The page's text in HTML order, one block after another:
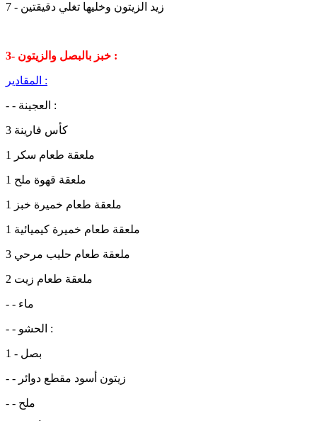
7 - زيد الزيتون وخليها تغلي دقيقتين
3- خبز بالبصل والزيتون :
المقادير :
- - العجينة :
3 كأس فارينة
1 ملعقة طعام سكر
1 ملعقة قهوة ملح
1 ملعقة طعام خميرة خبز
1 ملعقة طعام خميرة كيميائية
3 ملعقة طعام حليب مرحي
2 ملعقة طعام زيت
- - ماء
- - الحشو :
1 - بصل
- - زيتون أسود مقطع دوائر
- - ملح